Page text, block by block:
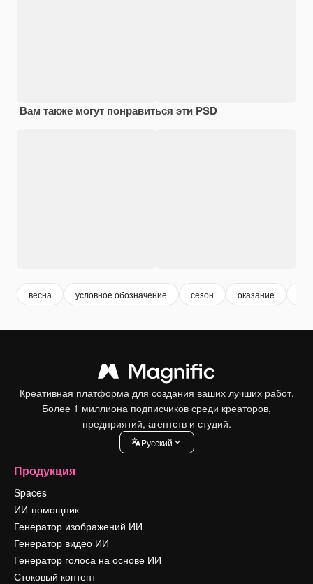
Вам также могут понравиться эти PSD
весна условное обозначение сезон оказание
Креативная платформа для создания ваших лучших работ.
Более 1 миллиона подписчиков среди креаторов,
предприятий, агентств и студий.
Pусский
Продукция
Spaces
ИИ-помощник
Генератор изображений ИИ
Генератор видео ИИ
Генератор голоса на основе ИИ
Стоковый контент